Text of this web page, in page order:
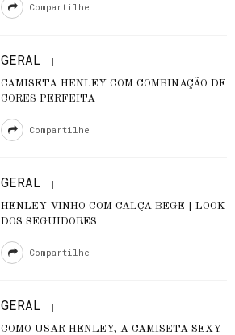
Compartilhe
GERAL
CAMISETA HENLEY COM COMBINAÇÃO DE
CORES PERFEITA
Compartilhe
GERAL
HENLEY VINHO COM CALÇA BEGE | LOOK
DOS SEGUIDORES
Compartilhe
GERAL
COMO USAR HENLEY, A CAMISETA SEXY